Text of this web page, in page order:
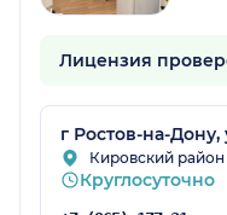
Лицензия
г Ростов-на-
Кировский район
Круглосуточно